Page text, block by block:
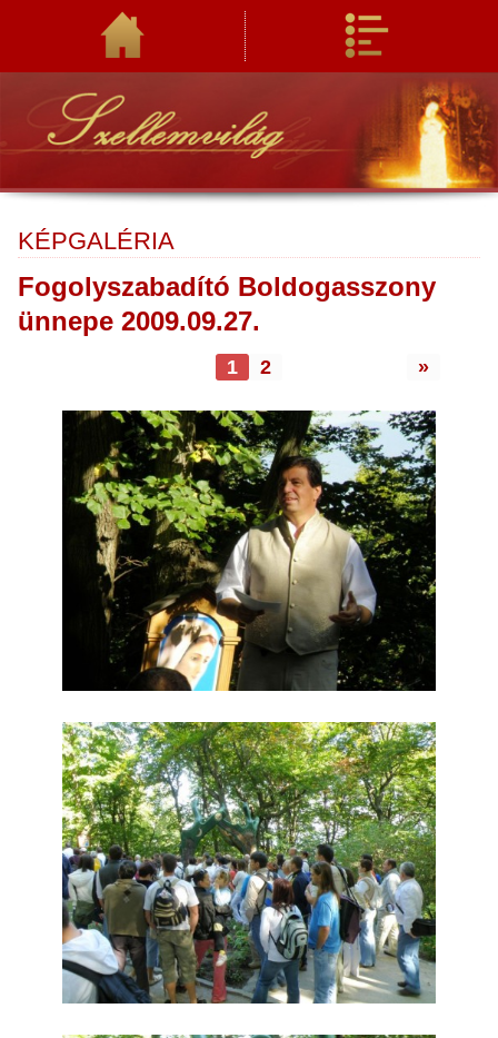
KÉPGALÉRIA
Fogolyszabadító Boldogasszony
ünnepe 2009.09.27.
1 2 »